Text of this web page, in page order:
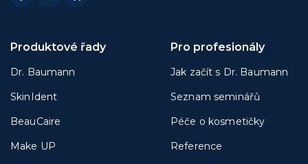
Produktové řady
Dr. Baumann
SkinIdent
BeauCaire
Make UP
Pro profesionály
Jak začít s Dr. Baumann
Seznam seminářů
Péče o kosmetičky
Reference